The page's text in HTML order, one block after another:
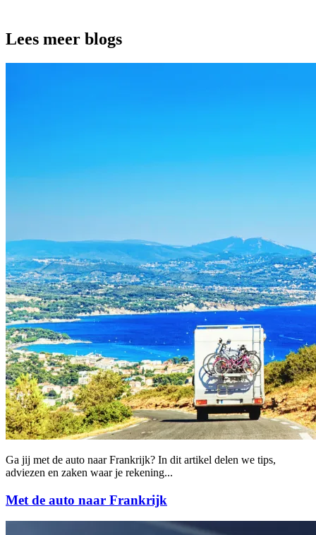
Lees meer blogs
Ga jij met de auto naar Frankrijk? In dit artikel delen we tips,
adviezen en zaken waar je rekening...
Met de auto naar Frankrijk